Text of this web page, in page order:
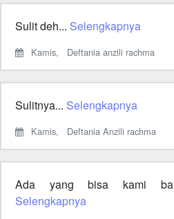
Sulit deh... Selengkapnya
Kamis, Deftania anzili rachma
Sulitnya... Selengkapnya
Kamis, Deftania Anzili rachma
Ada yang bisa kami
Selengkapnya